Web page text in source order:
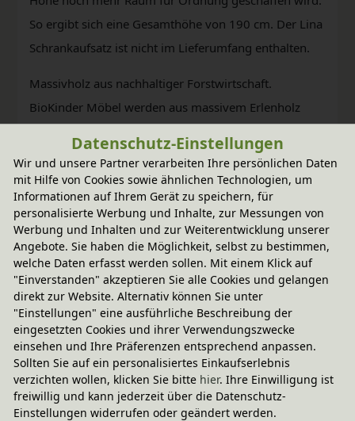
So ergibt sich eine Gesamthöhe von 190 cm. Der Lina
Schrankaufsatz ist nicht im Lieferumfang enthalten.
Massivholz aus nachhaltiger Forstwirtschaft.
BioKinder Möbel werden aus massivem Erlenholz
gefertigt. Die natürliche Beschaffenheit jedes
Möbelstücks wird durch bioola® nature Öl bzw.
bioola® colour Lasur aus natürlichen Erd- und
Mineralpigmenten und pflanzlichem Carnaubawachs
erhalten und weiter veredelt.
Datenschutz-Einstellungen
Wir und unsere Partner verarbeiten Ihre persönlichen Daten
mit Hilfe von Cookies sowie ähnlichen Technologien, um
Informationen auf Ihrem Gerät zu speichern, für
personalisierte Werbung und Inhalte, zur Messungen von
Werbung und Inhalten und zur Weiterentwicklung unserer
Angebote. Sie haben die Möglichkeit, selbst zu bestimmen,
welche Daten erfasst werden sollen. Mit einem Klick auf
"Einverstanden" akzeptieren Sie alle Cookies und gelangen
direkt zur Website. Alternativ können Sie unter
"Einstellungen" eine ausführliche Beschreibung der
eingesetzten Cookies und ihrer Verwendungszwecke
einsehen und Ihre Präferenzen entsprechend anpassen.
Sollten Sie auf ein personalisiertes Einkaufserlebnis
verzichten wollen, klicken Sie bitte hier. Ihre Einwilligung ist
freiwillig und kann jederzeit über die Datenschutz-
Einstellungen widerrufen oder geändert werden.